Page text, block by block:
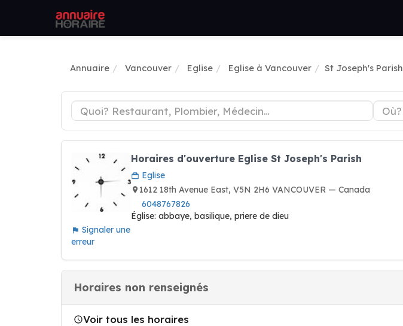
Annuaire Vancouver Eglise Eglise à Vancouver St Joseph's Parish
Signaler une
erreur
Horaires d'ouverture Eglise St Joseph's Parish
Eglise
1612 18th Avenue East, V5N 2H6 VANCOUVER — Canada
6048767826
Église: abbaye, basilique, priere de dieu
Horaires non renseignés
Voir tous les horaires